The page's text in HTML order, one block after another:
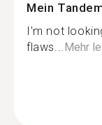
Mein
I'm not
flaws...Mehr